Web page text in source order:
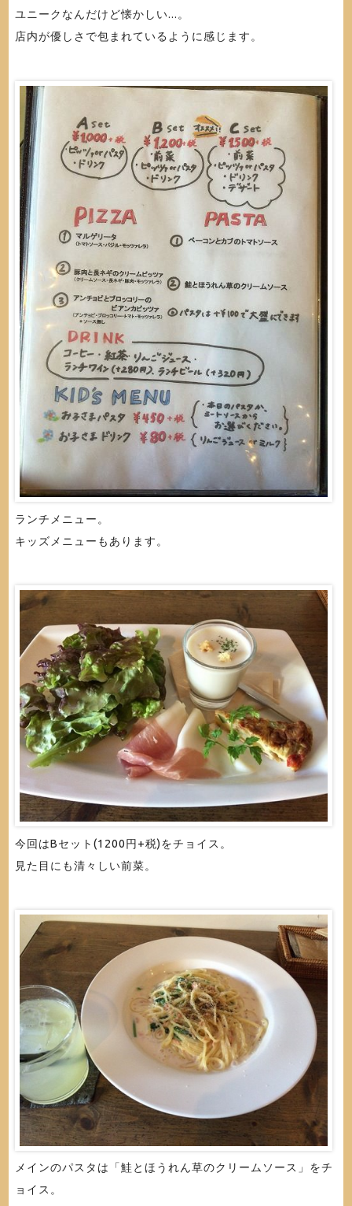
ユニークなんだけど懐かしい...。
店内が優しさで包まれているように感じます。
ランチメニュー。
キッズメニューもあります。
今回はBセット(1200円+税)をチョイス。
見た目にも清々しい前菜。
メインのパスタは「鮭とほうれん草のクリームソース」をチ
ョイス。